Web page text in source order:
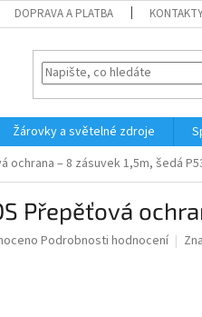
DOPRAVA A PLATBA
Žárovky a světelné zdroje
ochrana – 8 zásuvek 1,5m, šedá
Přepěťová
Podrobnosti hodnocení